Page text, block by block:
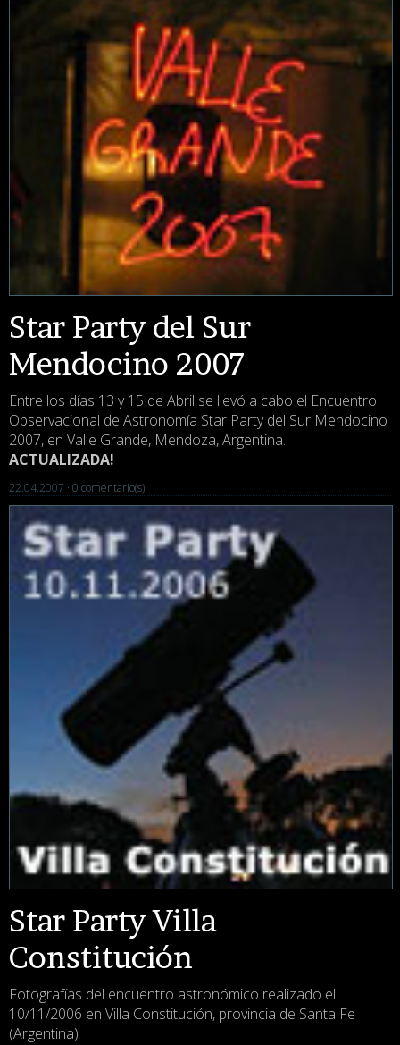
Star Party del Sur
Mendocino 2007
Entre los días 13 y 15 de Abril se llevó a cabo el Encuentro
Observacional de Astronomía Star Party del Sur Mendocino
2007, en Valle Grande, Mendoza, Argentina.
ACTUALIZADA!
22.04.2007 · 0 comentario(s)
Star Party Villa
Constitución
Fotografías del encuentro astronómico realizado el
10/11/2006 en Villa Constitución, provincia de Santa Fe
(Argentina)